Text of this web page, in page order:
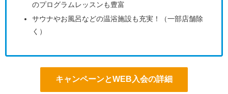
のプログラムレッスンも豊富
サウナやお風呂などの温浴施設も充実！（一部店舗除
く）
キャンペーンとWEB入会の詳細